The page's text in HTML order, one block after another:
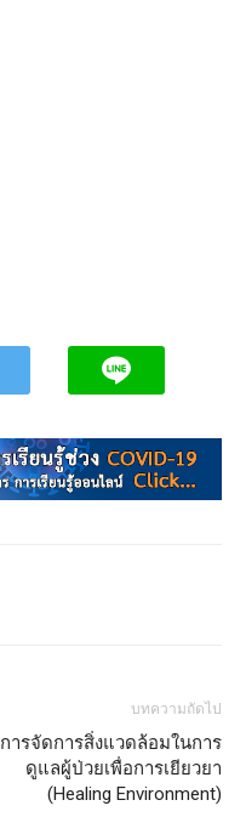
บทความถัดไป
การจัดการสิ่งแวดล้อมในการ
ดูแลผู้ป่วยเพื่อการเยียวยา
(Healing Environment)